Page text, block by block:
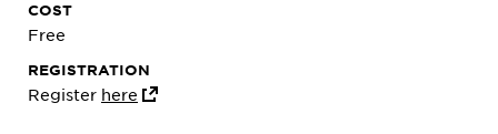
COST
Free
REGISTRATION
Register here